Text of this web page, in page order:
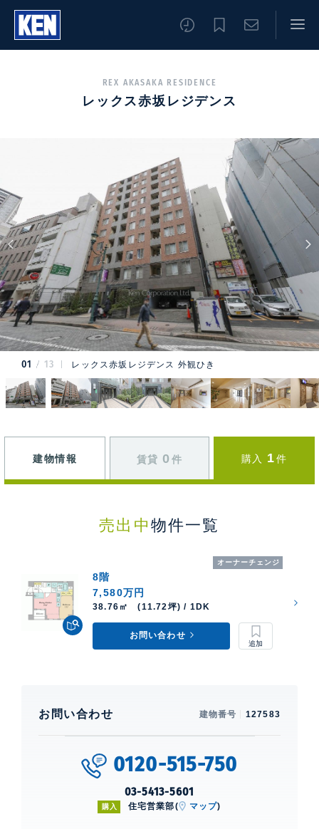
REX AKASAKA RESIDENCE
レックス赤坂レジデンス
01 13 レックス赤坂レジデンス 外観ひき
建物情報 賃貸 0 件 購入 1 件
売出中 物件一覧
オーナーチェンジ
8階
7,580万円
38.76㎡ (11.72坪) / 1DK
お問い合わせ
お問い合わせ 建物番号 127583
0120-515-750
03-5413-5601
購入 住宅営業部( マップ)